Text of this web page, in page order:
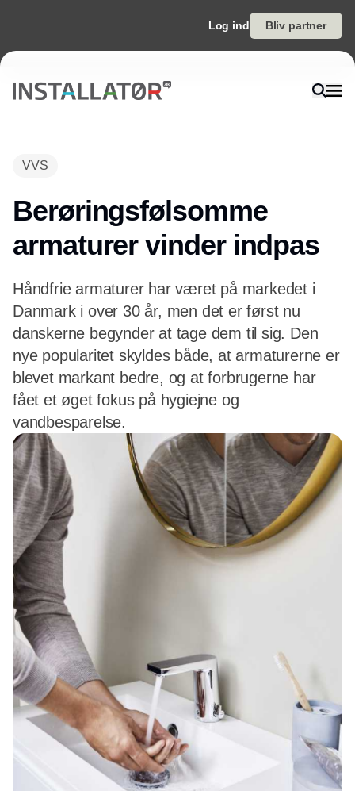
Log ind Bliv partner
VVS
Berøringsfølsomme
armaturer vinder indpas
Håndfrie armaturer har været på markedet i
Danmark i over 30 år, men det er først nu
danskerne begynder at tage dem til sig. Den
nye popularitet skyldes både, at armaturerne er
blevet markant bedre, og at forbrugerne har
fået et øget fokus på hygiejne og
vandbesparelse.